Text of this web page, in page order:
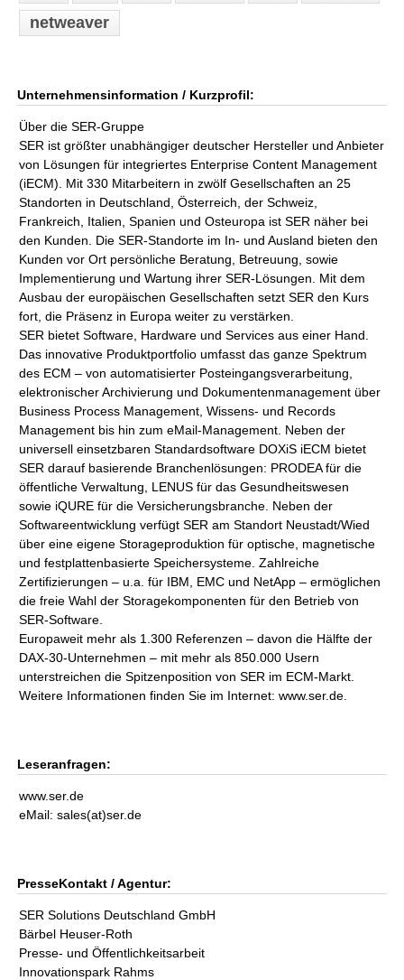
netweaver
Unternehmensinformation / Kurzprofil:
Über die SER-Gruppe
SER ist größter unabhängiger deutscher Hersteller und Anbieter
von Lösungen für integriertes Enterprise Content Management
(iECM). Mit 330 Mitarbeitern in zwölf Gesellschaften an 25
Standorten in Deutschland, Österreich, der Schweiz,
Frankreich, Italien, Spanien und Osteuropa ist SER näher bei
den Kunden. Die SER-Standorte im In- und Ausland bieten den
Kunden vor Ort persönliche Beratung, Betreuung, sowie
Implementierung und Wartung ihrer SER-Lösungen. Mit dem
Ausbau der europäischen Gesellschaften setzt SER den Kurs
fort, die Präsenz in Europa weiter zu verstärken.
SER bietet Software, Hardware und Services aus einer Hand.
Das innovative Produktportfolio umfasst das ganze Spektrum
des ECM – von automatisierter Posteingangsverarbeitung,
elektronischer Archivierung und Dokumentenmanagement über
Business Process Management, Wissens- und Records
Management bis hin zum eMail-Management. Neben der
universell einsetzbaren Standardsoftware DOXiS iECM bietet
SER darauf basierende Branchenlösungen: PRODEA für die
öffentliche Verwaltung, LENUS für das Gesundheitswesen
sowie iQURE für die Versicherungsbranche. Neben der
Softwareentwicklung verfügt SER am Standort Neustadt/Wied
über eine eigene Storageproduktion für optische, magnetische
und festplattenbasierte Speichersysteme. Zahlreiche
Zertifizierungen – u.a. für IBM, EMC und NetApp – ermöglichen
die freie Wahl der Storagekomponenten für den Betrieb von
SER-Software.
Europaweit mehr als 1.300 Referenzen – davon die Hälfte der
DAX-30-Unternehmen – mit mehr als 850.000 Usern
unterstreichen die Spitzenposition von SER im ECM-Markt.
Weitere Informationen finden Sie im Internet: www.ser.de.
Leseranfragen:
www.ser.de
eMail: sales(at)ser.de
PresseKontakt / Agentur:
SER Solutions Deutschland GmbH
Bärbel Heuser-Roth
Presse- und Öffentlichkeitsarbeit
Innovationspark Rahms